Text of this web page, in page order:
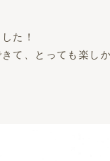
た！
て、とっても楽しか